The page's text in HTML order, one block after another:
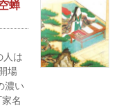
蝉
人は
場
濃い
名